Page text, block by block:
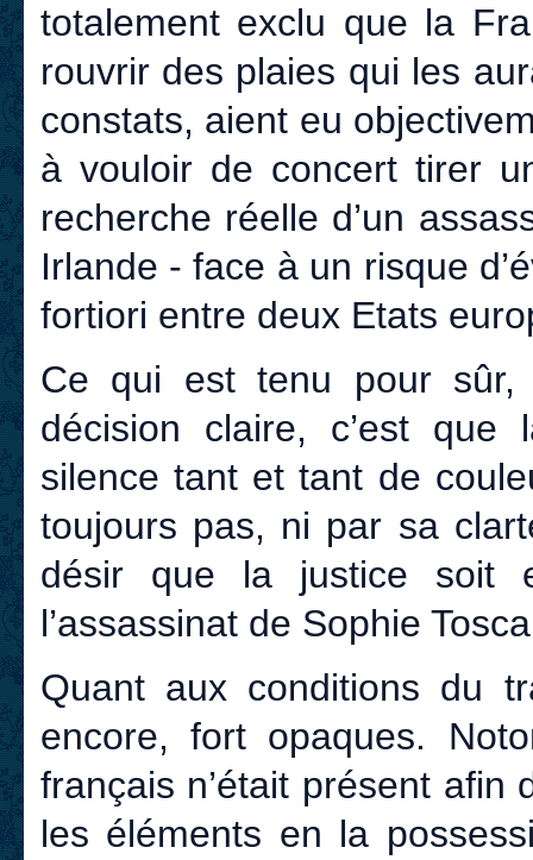
totalement exclu que la
rouvrir des plaies qui les
constats, aient eu
à vouloir de concert tirer
recherche réelle d’un
Irlande - face à un risque
fortiori entre deux Etats
Ce qui est tenu pour sûr,
décision claire, c’est
silence tant et tant de
toujours pas, ni par sa
désir que la justice soit
l’assassinat de Sophie
Quant aux conditions du
encore, fort opaques.
français n’était présent afin
les éléments en la